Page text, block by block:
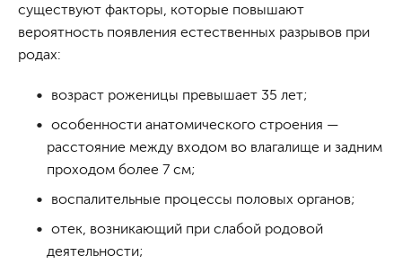
существуют факторы, которые повышают
вероятность появления естественных разрывов при
родах:
возраст роженицы превышает 35 лет;
особенности анатомического строения —
расстояние между входом во влагалище и задним
проходом более 7 см;
воспалительные процессы половых органов;
отек, возникающий при слабой родовой
деятельности;